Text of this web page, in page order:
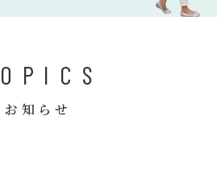
お知らせ